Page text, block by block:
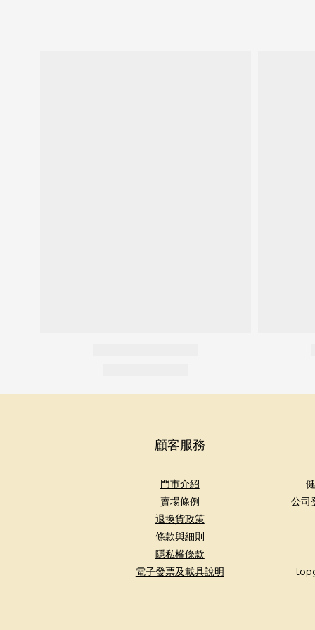
顧客服務
門市介紹
賣場條例
退換貨政策
條款與細則
隱私權條款
電子發票及載具說明
公司